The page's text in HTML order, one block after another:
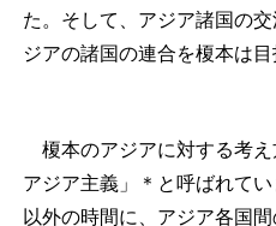
た。そして、アジア諸国の
ジアの諸国の連合を榎本は目
榎本のアジアに対する考え
アジア主義」
＊ と呼ばれて
以外の時間に、アジア各国